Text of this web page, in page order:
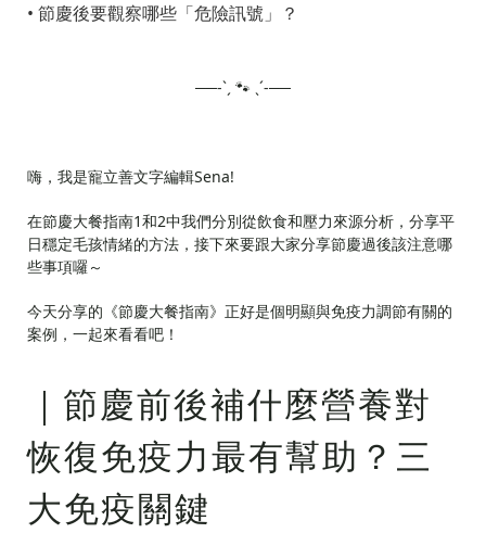
• 節慶後要觀察哪些「危險訊號」？
──-ˋˏ 🐾 ˎˊ-──
嗨，我是寵立善文字編輯Sena!
在節慶大餐指南1和2中我們分別從飲食和壓力來源分析，分享平
日穩定毛孩情緒的方法，接下來要跟大家分享節慶過後該注意哪
些事項囉～
今天分享的《節慶大餐指南》正好是個明顯與免疫力調節有關的
案例，一起來看看吧！
｜節慶前後補什麼營養對
恢復免疫力最有幫助？三
大免疫關鍵